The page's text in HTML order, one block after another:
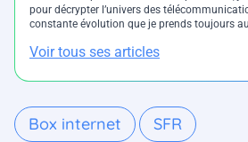
pour décrypter l’univers des
constante évolution que je prends toujours
Voir tous ses articles
Box internet SFR